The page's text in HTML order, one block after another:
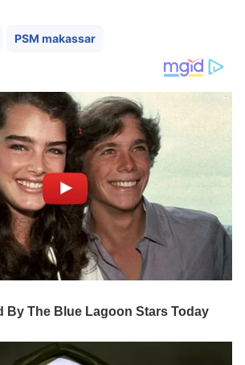
PSM makassar